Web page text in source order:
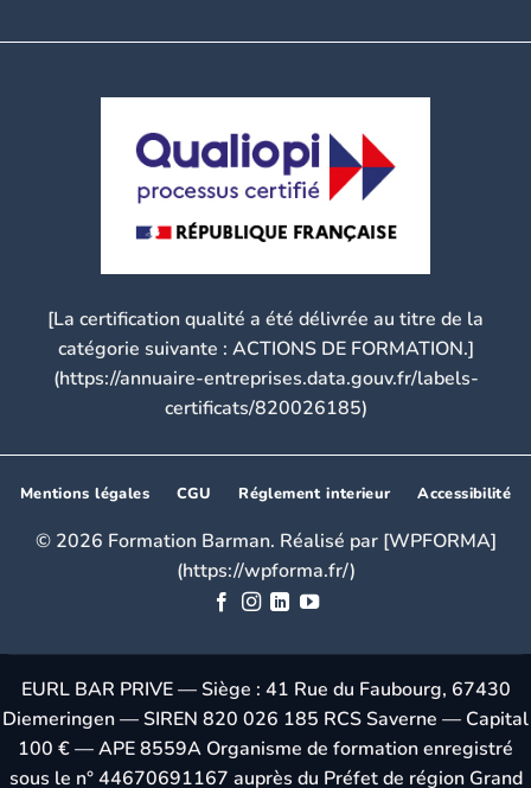
[La certification qualité a été délivrée au titre de la
catégorie suivante : ACTIONS DE FORMATION.]
(https://annuaire-entreprises.data.gouv.fr/labels-
certificats/820026185)
Mentions légales CGU Réglement interieur Accessibilité
© 2026 Formation Barman. Réalisé par [WPFORMA]
(https://wpforma.fr/)
EURL BAR PRIVE — Siège : 41 Rue du Faubourg, 67430
Diemeringen — SIREN 820 026 185 RCS Saverne — Capital
100 € — APE 8559A Organisme de formation enregistré
sous le n° 44670691167 auprès du Préfet de région Grand